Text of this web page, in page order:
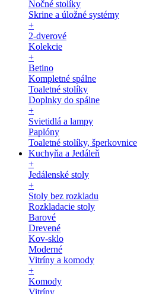
Nočné stolíky
Skrine a úložné systémy
+
2-dverové
Kolekcie
+
Betino
Kompletné spálne
Toaletné stolíky
Doplnky do spálne
+
Svietidlá a lampy
Paplóny
Toaletné stolíky, šperkovnice
Kuchyňa a Jedáleň
+
Jedálenské stoly
+
Stoly bez rozkladu
Rozkladacie stoly
Barové
Drevené
Kov-sklo
Moderné
Vitríny a komody
+
Komody
Vitríny